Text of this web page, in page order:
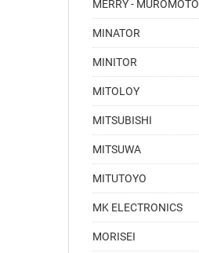
MERRY - MUROMOTO
MINATOR
MINITOR
MITOLOY
MITSUBISHI
MITSUWA
MITUTOYO
MK ELECTRONICS
MORISEI